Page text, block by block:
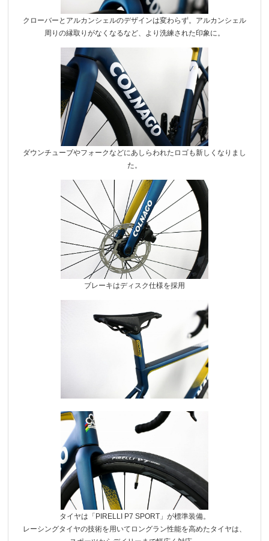
クローバーとアルカンシェルのデザインは変わらず。アルカンシェル
周りの縁取りがなくなるなど、より洗練された印象に。
ダウンチューブやフォークなどにあしらわれたロゴも新しくなりまし
た。
ブレーキはディスク仕様を採用
タイヤは「PIRELLI P7 SPORT」が標準装備。
レーシングタイヤの技術を用いてロングラン性能を高めたタイヤは、